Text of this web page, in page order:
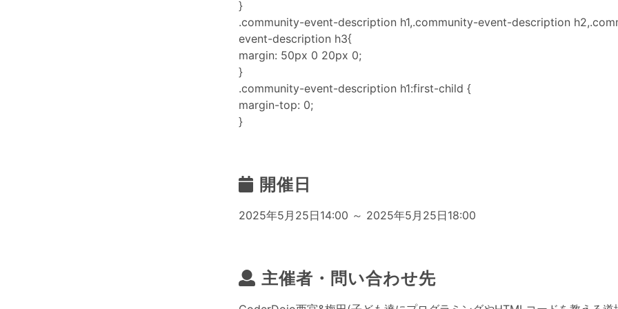
}
.community-event-description h1,.community-event-description
event-description h3{
margin: 50px 0 20px 0;
}
.community-event-description h1:first-child {
margin-top: 0;
}
開催日
2025年5月25日14:00 ～ 2025年5月25日18:00
主催者・問い合わせ先